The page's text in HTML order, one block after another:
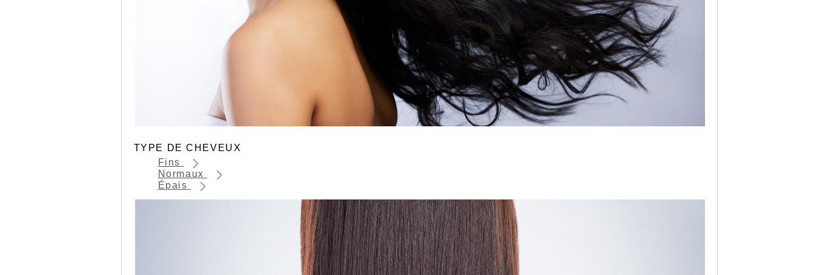
TYPE DE CHEVEUX
Fins
Normaux
Épais